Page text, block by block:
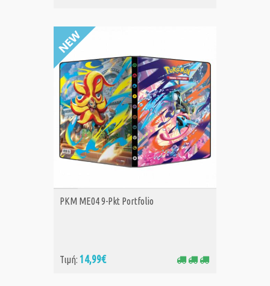
ΑΓΟΡΑ
PKM ME04 9-Pkt Portfolio
Τιμή: 14,99€